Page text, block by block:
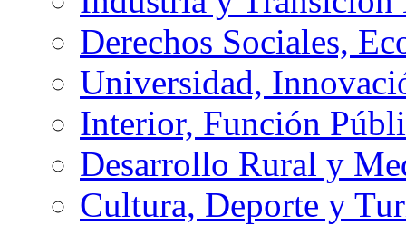
Derechos Sociales,
Universidad,
Interior, Función
Desarrollo Rural y
Cultura, Deporte y